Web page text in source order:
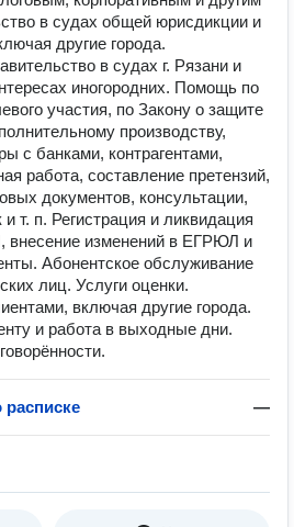
в судах общей юрисдикции и
другие города.
в судах г. Рязани и
иногородних. Помощь по
участия, по Закону о защите
производству,
с банками, контрагентами,
работа, составление претензий,
документов, консультации,
т. п. Регистрация и ликвидация
внесение изменений в ЕГРЮЛ и
Абонентское обслуживание
лиц. Услуги оценки.
включая другие города.
и работа в выходные дни.
—